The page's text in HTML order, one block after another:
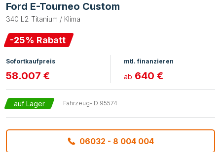
Ford E-Tourneo Custom
340 L2 Titanium / Klima
-25% Rabatt
Sofortkaufpreis
58.007 €
mtl. finanzieren
ab 640 €
auf Lager Fahrzeug-ID 95574
06032 - 8 004 004